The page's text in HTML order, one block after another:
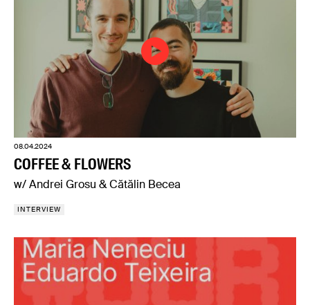
08.04.2024
COFFEE & FLOWERS
w/ Andrei Grosu & Cătălin Becea
INTERVIEW